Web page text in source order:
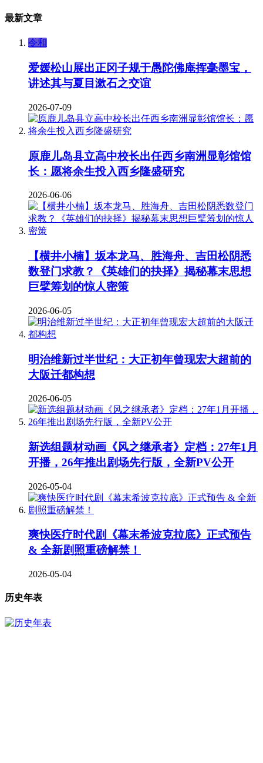
最新文章
令和
爱媛松山展出正冈子规于愚陀佛庵挥毫墨宝，
讲述其与夏目漱石之交谊
2026-07-09
原鹿儿岛县立高中校长出任西乡南洲显彰馆馆
长：愿将余生投入西乡隆盛研究
2026-06-06
【横井小楠】坂本龙马、胜海舟、吉田松阴悉
数登门求教？《英雄们的抉择》揭秘幕末思想
巨擘筹划的惊人密策
2026-06-05
明治维新过半世纪：大正初年曾现宏大超前的
大阪迁都构想
2026-06-05
新选组题材动画《风之继承者》定档：27年1月
开播，26年推出剧场先行版，全新PV公开
2026-05-04
爽快医疗时代剧《幕末希波克拉底》正式预告
& 全新剧照重磅解禁！
2026-05-04
历史年表